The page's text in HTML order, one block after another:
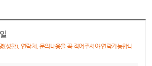
(성함), 연락처, 문의내용을 꼭 적어주셔야 연락가능합니